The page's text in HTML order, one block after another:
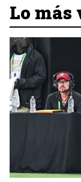
Lo más